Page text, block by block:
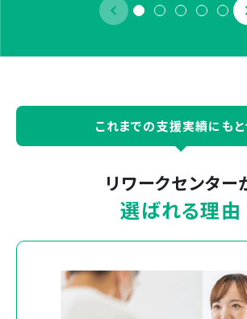
これまでの支援実績にもと
リワークセンター
選ばれる理由